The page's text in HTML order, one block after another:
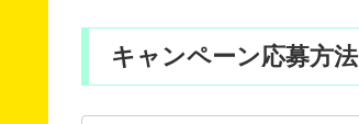
キャンペーン応募方法